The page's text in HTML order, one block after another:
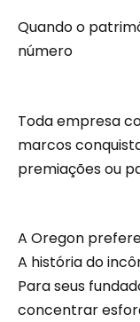
Quando o
número
Toda empresa
marcos
premiações ou
A Oregon
A história do
Para seus
concentrar